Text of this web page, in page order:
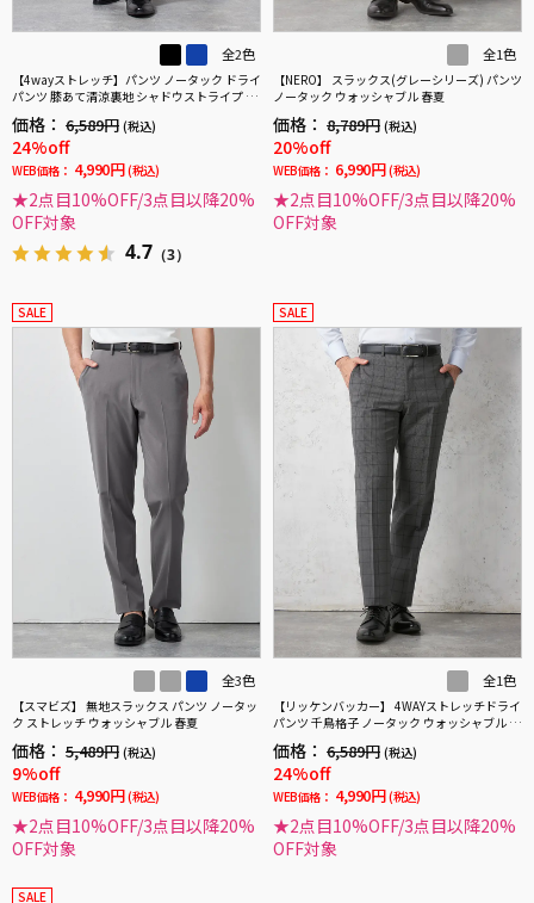
全2色
【4wayストレッチ】パンツ ノータック ドライ
パンツ 膝あて清涼裏地 シャドウストライプ ne
ro 春夏【スリムデザイン】
価格： 6,589円 (税込)
24%off
WEB価格： 4,990円 (税込)
★2点目10%OFF/3点目以降20%
OFF対象
4.7 （3）
全1色
【NERO】 スラックス(グレーシリーズ) パンツ
ノータック ウォッシャブル 春夏
価格： 8,789円 (税込)
20%off
WEB価格： 6,990円 (税込)
★2点目10%OFF/3点目以降20%
OFF対象
SALE
全3色
【スマビズ】 無地スラックス パンツ ノータッ
ク ストレッチ ウォッシャブル 春夏
価格： 5,489円 (税込)
9%off
WEB価格： 4,990円 (税込)
★2点目10%OFF/3点目以降20%
OFF対象
SALE
全1色
【リッケンバッカー】 4WAYストレッチドライ
パンツ 千鳥格子 ノータック ウォッシャブル 春
夏
価格： 6,589円 (税込)
24%off
WEB価格： 4,990円 (税込)
★2点目10%OFF/3点目以降20%
OFF対象
SALE